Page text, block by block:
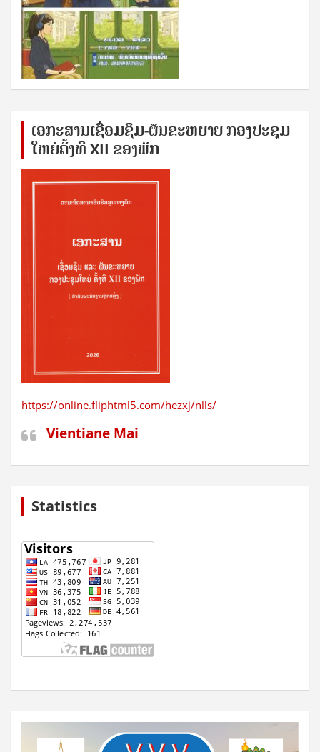
ເອກ​ະ​ສານ​ເຊ​ື່ອມ​ຊ​ຶມ-ຜັນ​ຂະ​ຫ​ຍາຍ ກອງ​ປະ​ຊຸມ​
ໃຫຍ່​ຄັ້ງ​ທີ XII ຂອງ​ພັກ
https://online.fliphtml5.com/hezxj/nlls/
Vientiane Mai
Statistics